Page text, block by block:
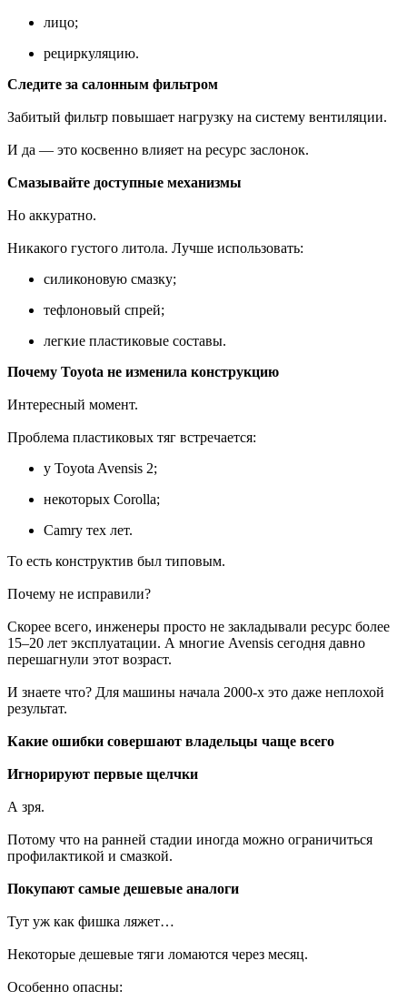
лицо;
рециркуляцию.
Следите за салонным фильтром
Забитый фильтр повышает нагрузку на систему вентиляции.
И да — это косвенно влияет на ресурс заслонок.
Смазывайте доступные механизмы
Но аккуратно.
Никакого густого литола. Лучше использовать:
силиконовую смазку;
тефлоновый спрей;
легкие пластиковые составы.
Почему Toyota не изменила конструкцию
Интересный момент.
Проблема пластиковых тяг встречается:
у Toyota Avensis 2;
некоторых Corolla;
Camry тех лет.
То есть конструктив был типовым.
Почему не исправили?
Скорее всего, инженеры просто не закладывали ресурс более
15–20 лет эксплуатации. А многие Avensis сегодня давно
перешагнули этот возраст.
И знаете что? Для машины начала 2000-х это даже неплохой
результат.
Какие ошибки совершают владельцы чаще всего
Игнорируют первые щелчки
А зря.
Потому что на ранней стадии иногда можно ограничиться
профилактикой и смазкой.
Покупают самые дешевые аналоги
Тут уж как фишка ляжет…
Некоторые дешевые тяги ломаются через месяц.
Особенно опасны: